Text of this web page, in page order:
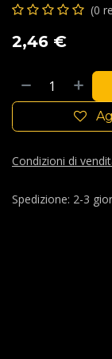
(0
2,46 €
Condizioni di
Spedizione: 2-3